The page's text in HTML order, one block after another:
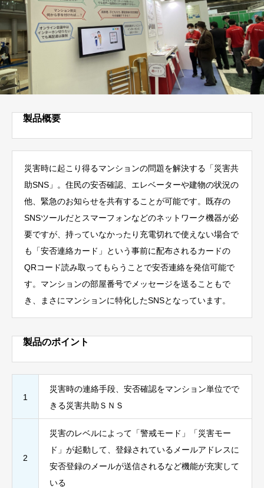
製品概要
災害時に起こり得るマンションの問題を解決する「災害共
助SNS」。住民の安否確認、エレベーターや建物の状況の
他、緊急のお知らせを共有することが可能です。既存の
SNSツールだとスマーフォンなどのネットワーク機器が必
要ですが、持っていなかったり充電切れで使えない場合で
も「安否連絡カード」という事前に配布されるカードの
QRコード読み取ってもらうことで安否連絡を発信可能で
す。マンションの部屋番号でメッセージを送ることもで
き、まさにマンションに特化したSNSとなっています。
製品のポイント
1
災害時の連絡手段、安否確認をマンション単位でで
きる災害共助ＳＮＳ
2
災害のレベルによって「警戒モード」「災害モー
ド」が起動して、登録されているメールアドレスに
安否登録のメールが送信されるなど機能が充実して
いる